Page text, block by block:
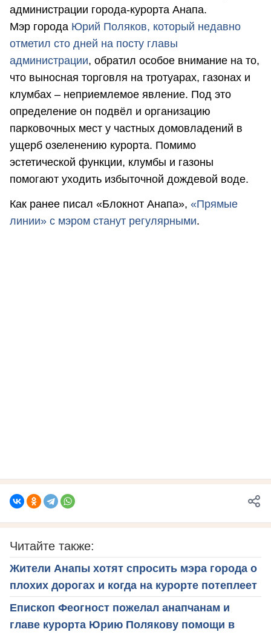
администрации города-курорта Анапа.
Мэр города Юрий Поляков, который недавно
отметил сто дней на посту главы
администрации, обратил особое внимание на то,
что выносная торговля на тротуарах, газонах и
клумбах – неприемлемое явление. Под это
определение он подвёл и организацию
парковочных мест у частных домовладений в
ущерб озеленению курорта. Помимо
эстетической функции, клумбы и газоны
помогают уходить избыточной дождевой воде.
Как ранее писал «Блокнот Анапа», «Прямые
линии» с мэром станут регулярными.
Читайте также:
Жители Анапы хотят спросить мэра города о
плохих дорогах и когда на курорте потеплеет
Епископ Феогност пожелал анапчанам и
главе курорта Юрию Полякову помощи в